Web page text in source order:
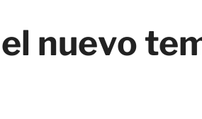
nuevo